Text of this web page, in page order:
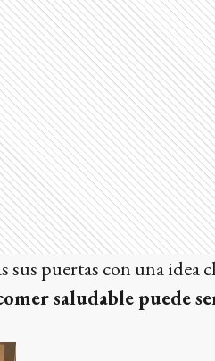
sus puertas con una idea
saludable puede